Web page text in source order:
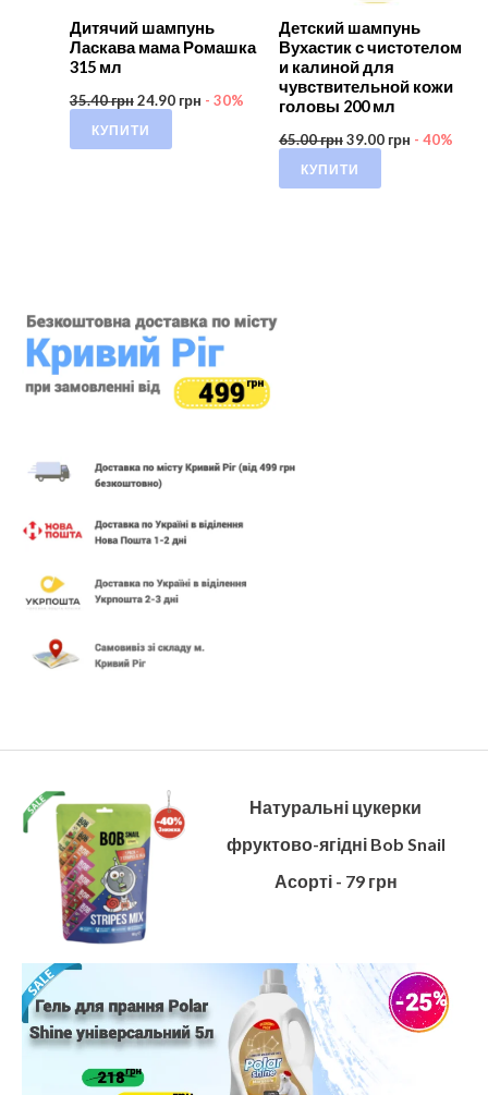
Дитячий шампунь
Ласкава мама Ромашка
315 мл
35.40грн 24.90 грн - 30%
КУПИТИ
Детский шампунь
Вухастик с чистотелом
и калиной для
чувствительной кожи
головы 200 мл
65.00грн39.00 грн - 40%
КУПИТИ
Натуральні цукерки
фруктово-ягідні Bob Snail
Асорті - 79 грн